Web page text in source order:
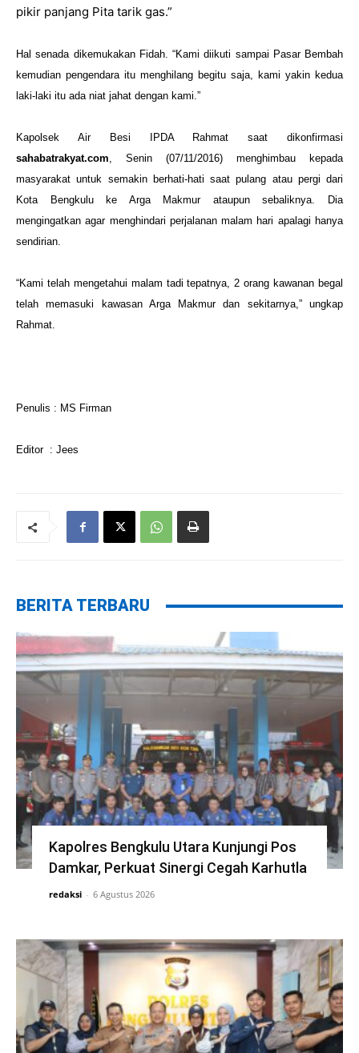
pikir panjang Pita tarik gas.”
Hal senada dikemukakan Fidah. “Kami diikuti sampai Pasar Bembah
kemudian pengendara itu menghilang begitu saja, kami yakin kedua
laki-laki itu ada niat jahat dengan kami.”
Kapolsek Air Besi IPDA Rahmat saat dikonfirmasi
sahabatrakyat.com, Senin (07/11/2016) menghimbau kepada
masyarakat untuk semakin berhati-hati saat pulang atau pergi dari
Kota Bengkulu ke Arga Makmur ataupun sebaliknya. Dia
mengingatkan agar menghindari perjalanan malam hari apalagi hanya
sendirian.
“Kami telah mengetahui malam tadi tepatnya, 2 orang kawanan begal
telah memasuki kawasan Arga Makmur dan sekitarnya,” ungkap
Rahmat.
Penulis : MS Firman
Editor : Jees
BERITA TERBARU
Kapolres Bengkulu Utara Kunjungi Pos
Damkar, Perkuat Sinergi Cegah Karhutla
redaksi - 6 Agustus 2026